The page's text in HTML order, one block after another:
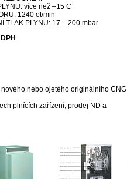
více než –15 C
1240 ot/min
TLAK PLYNU: 17 – 200 mbar
nebo ojetého originálního CNG
plnících zařízení, prodej ND a